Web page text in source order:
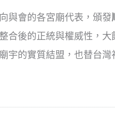
與會的各宮廟代表，頒發
整合後的正統與權威性，
宇的實質結盟，也替台